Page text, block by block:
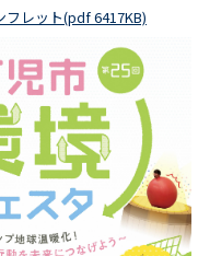
レット(pdf 6417KB)